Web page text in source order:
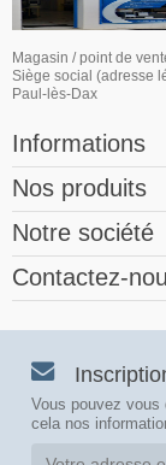
Magasin / point de
Siège social (adresse
Paul-lès-Dax
Informations
Nos produits
Notre société
Contactez-
Vous pouvez vous
cela nos